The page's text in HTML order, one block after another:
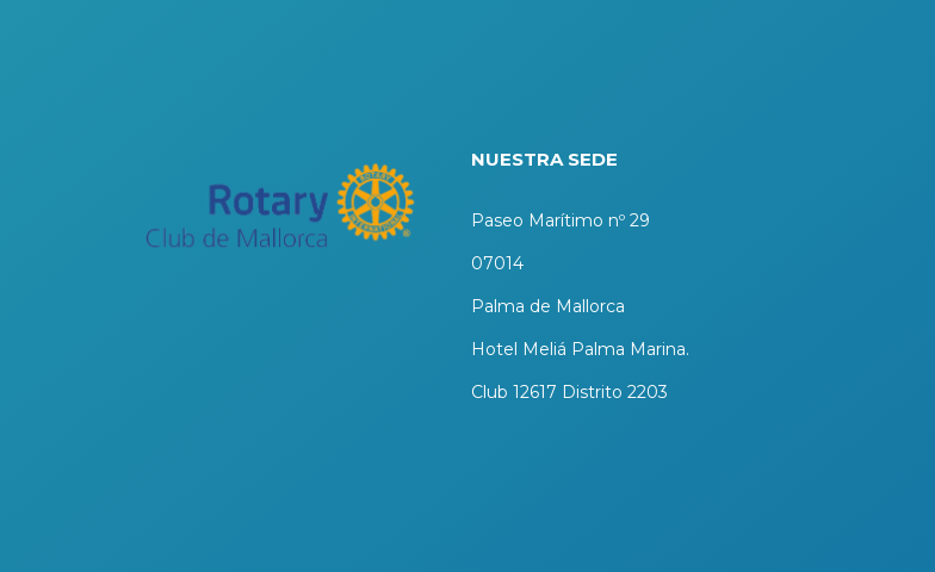
NUESTRA SEDE
Paseo Marítimo nº 29
07014
Palma de Mallorca
Hotel Meliá Palma Marina.
Club 12617 Distrito 2203